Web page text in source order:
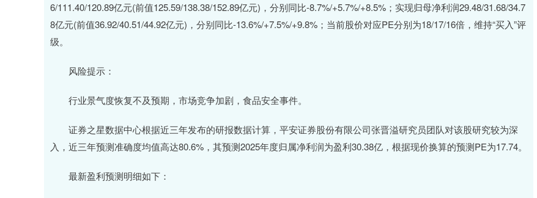
6/111.40/120.89亿元(前值125.59/138.38/152.89亿元)，分别同比-8.7%/+5.7%/+8.5%；实现归母净利润29.48/31.68/34.7
8亿元(前值36.92/40.51/44.92亿元)，分别同比-13.6%/+7.5%/+9.8%；当前股价对应PE分别为18/17/16倍，维持“买入”评
级。
风险提示：
行业景气度恢复不及预期，市场竞争加剧，食品安全事件。
证券之星数据中心根据近三年发布的研报数据计算，平安证券股份有限公司张晋溢研究员团队对该股研究较为深
入，近三年预测准确度均值高达80.6%，其预测2025年度归属净利润为盈利30.38亿，根据现价换算的预测PE为17.74。
最新盈利预测明细如下：